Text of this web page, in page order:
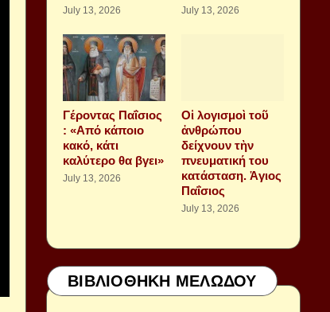
July 13, 2026 July 13, 2026
Γέροντας Παΐσιος
: «Από κάποιο
κακό, κάτι
καλύτερο θα βγει»
July 13, 2026
Οἱ λογισμοὶ τοῦ
ἀνθρώπου
δείχνουν τὴν
πνευματική του
κατάσταση. Ἁγιος
Παΐσιος
July 13, 2026
ΒΙΒΛΙΟΘΗΚΗ ΜΕΛΩΔΟΥ